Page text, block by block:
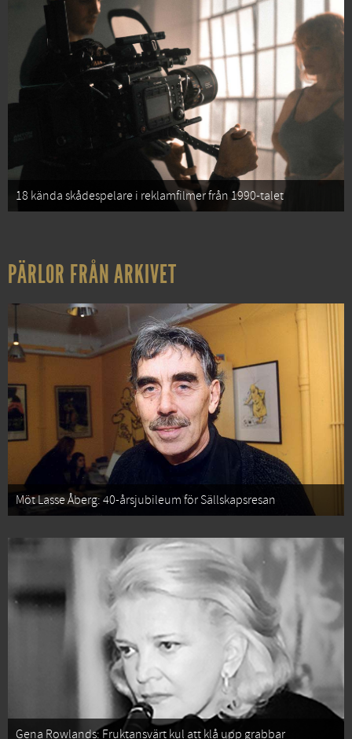
18 kända skådespelare i reklamfilmer från 1990-talet
PÄRLOR FRÅN ARKIVET
Möt Lasse Åberg: 40-årsjubileum för Sällskapsresan
Gena Rowlands: Fruktansvärt kul att klå upp grabbar